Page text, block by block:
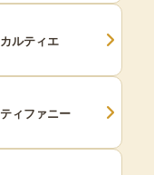
カルティエ
ティファニー